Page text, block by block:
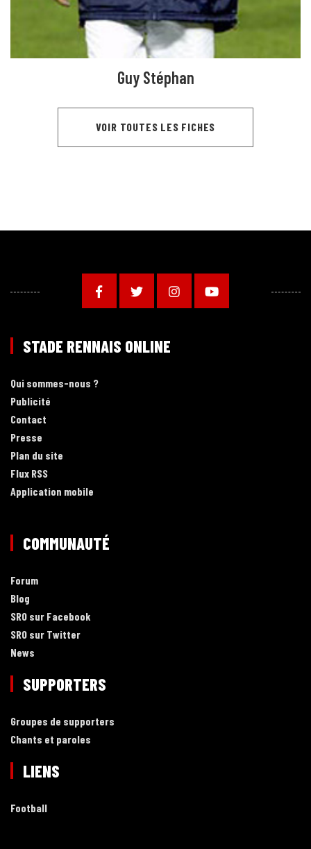
Guy Stéphan
VOIR TOUTES LES FICHES
STADE RENNAIS ONLINE
Qui sommes-nous ?
Publicité
Contact
Presse
Plan du site
Flux RSS
Application mobile
COMMUNAUTÉ
Forum
Blog
SRO sur Facebook
SRO sur Twitter
News
SUPPORTERS
Groupes de supporters
Chants et paroles
LIENS
Football